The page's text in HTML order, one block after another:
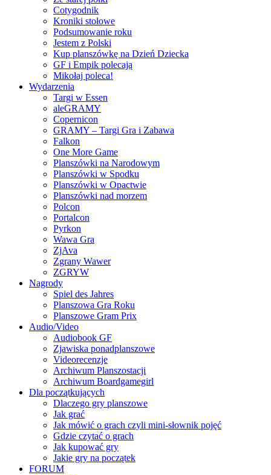
Cotygodnik
Kroniki stołowe
Podsumowanie roku
Jestem z Polski
Kup planszówkę na Dzień Dziecka
GF i Empik polecają
Mikołaj poleca!
Wydarzenia
Targi w Essen
aleGRAMY
Copernicon
GRAMY – Targi Gra i Zabawa
Falkon
One More Game
Planszówki na Narodowym
Planszówki w Spodku
Planszówki w Opactwie
Planszówki nad morzem
Polcon
Portalcon
Pyrkon
Wawa Gra
ZjAva
Zgrany Wawer
ZGRYW
Nagrody
Spiel des Jahres
Planszowa Gra Roku
Planszowe Gram Prix
Audio/Video
Audiobook GF
Zjawiska ponadplanszowe
Videorecenzje
Archiwum Planszostacji
Archiwum Boardgamegirl
Dla początkujących
Dlaczego gry planszowe
Jak grać
Jak mówić o grach czyli mini-słownik pojęć
Gdzie czytać o grach
Jak kupować gry
Jakie gry na początek
FORUM